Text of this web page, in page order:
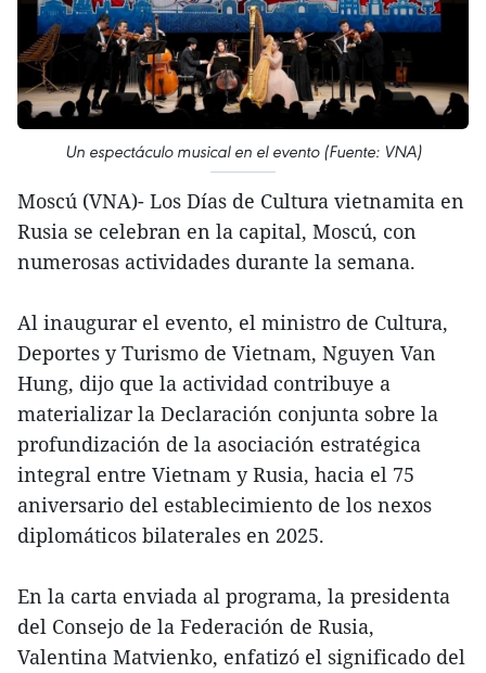
Un espectáculo musical en el evento (Fuente: VNA)
Moscú (VNA)- Los Días de Cultura vietnamita en
Rusia se celebran en la capital, Moscú, con
numerosas actividades durante la semana.
Al inaugurar el evento, el ministro de Cultura,
Deportes y Turismo de Vietnam, Nguyen Van
Hung, dijo que la actividad contribuye a
materializar la Declaración conjunta sobre la
profundización de la asociación estratégica
integral entre Vietnam y Rusia, hacia el 75
aniversario del establecimiento de los nexos
diplomáticos bilaterales en 2025.
En la carta enviada al programa, la presidenta
del Consejo de la Federación de Rusia,
Valentina Matvienko, enfatizó el significado del